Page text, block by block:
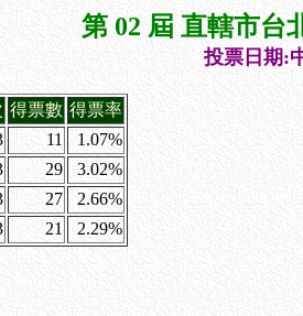
第 02 屆 直轄市台
投票日期:
得票數 得票率
11
1.07%
29
3.02%
27
2.66%
21 2.29%